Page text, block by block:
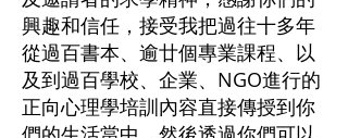
興趣和信任，接受我把過往十多年
從過百書本、逾廿個專業課程、以
及到過百學校、企業、NGO進行的
正向心理學培訓內容直接傳授到你